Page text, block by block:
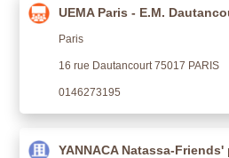
UEMA Paris - E.M.
Paris
16 rue Dautancourt 75017 PARIS
0146273195
YANNACA Natassa-Friends'